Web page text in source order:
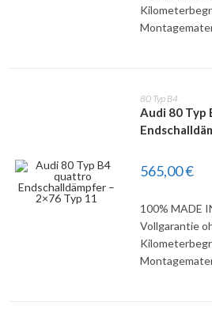
80 Typ B4
Audi 80 Typ
565,00€
100% MADE
Vollgarantie